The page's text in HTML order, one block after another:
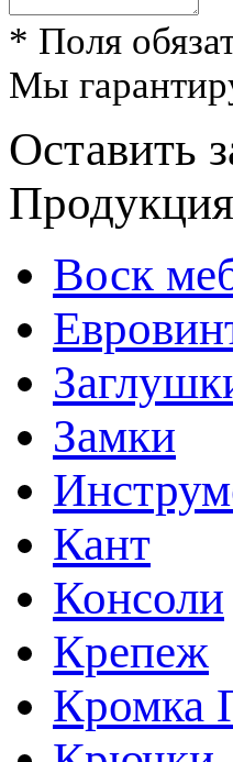
* Поля
Мы
Оставить
Продукция
Воск
Замки
Кант
Консоли
Крепеж
Кромка